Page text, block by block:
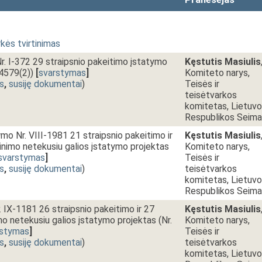
tvirtinimas
I-372 29 straipsnio pakeitimo įstatymo
[svarstymas]
, susiję dokumentai)
Kęstutis Masiulis,
Komiteto narys,
Teisės ir
teisėtvarkos
komitetas,
Respublikos
Nr. VIII-1981 21 straipsnio pakeitimo ir
netekusiu galios įstatymo projektas
]
, susiję dokumentai)
Kęstutis Masiulis,
Komiteto narys,
Teisės ir
teisėtvarkos
komitetas,
Respublikos
IX-1181 26 straipsnio pakeitimo ir 27
netekusiu galios įstatymo projektas (Nr.
]
, susiję dokumentai)
Kęstutis Masiulis,
Komiteto narys,
Teisės ir
teisėtvarkos
komitetas,